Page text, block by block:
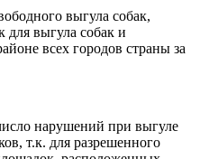
выгула собак,
для выгула собак и
всех городов страны за
нарушений при выгуле
т.к. для разрешенного